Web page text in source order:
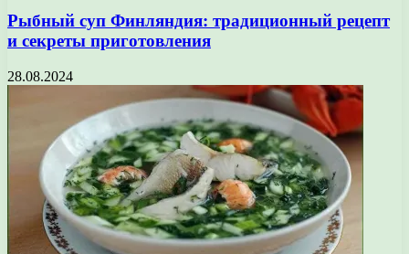
Рыбный суп Финляндия: традиционный рецепт
и секреты приготовления
28.08.2024